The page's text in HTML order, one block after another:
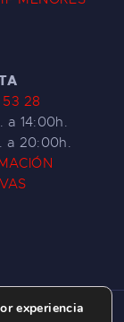
28
a 14:00h.
a 20:00h.
experiencia